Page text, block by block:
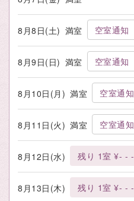
8月8日(土) 満室 空室通知
8月9日(日) 満室 空室通知
8月10日(月) 満室 空室通知
8月11日(火) 満室 空室通知
8月12日(水) 残り 1室 ¥- - -
8月13日(木) 残り 1室 ¥- - -